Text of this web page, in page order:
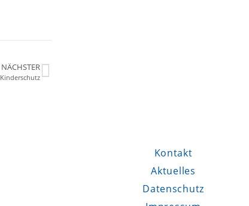
NÄCHSTER
Kontakt
Aktuelles
Datenschutz